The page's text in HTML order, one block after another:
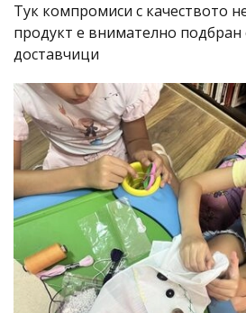
Тук компромиси с качеството
продукт е внимателно
доставчици